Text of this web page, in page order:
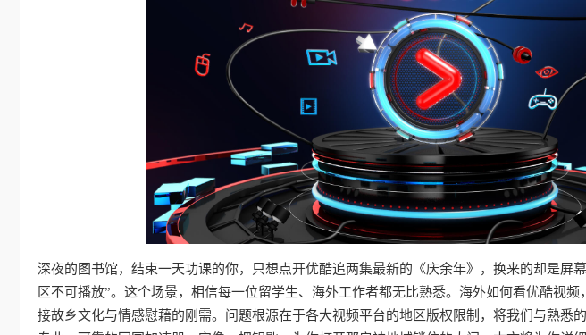
深夜的图书馆，结束一天功课的你，只想点开优酷追两集最新的《庆余年》，换来的却是屏
区不可播放”。这个场景，相信每一位留学生、海外工作者都无比熟悉。海外如何看优酷视
接故乡文化与情感慰藉的刚需。问题根源在于各大视频平台的地区版权限制，将我们与熟悉